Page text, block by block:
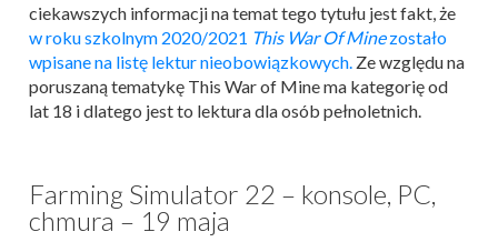
ciekawszych informacji na temat tego tytułu jest fakt, że
w roku szkolnym 2020/2021 This War Of Minezostało
wpisane na listę lektur nieobowiązkowych. Ze względu na
poruszaną tematykę This War of Mine ma kategorię od
lat 18 i dlatego jest to lektura dla osób pełnoletnich.
Farming Simulator 22 – konsole, PC,
chmura – 19 maja